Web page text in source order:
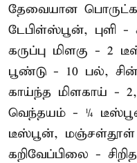
தேவையான
டேபிள்ஸ்பூன், புளி -
கருப்பு மிளகு - 2
பூண்டு - 10 பல்,
காய்ந்த மிளகாய் -
வெந்தயம் - ¼
டீஸ்பூன்,
கறிவேப்பிலை -